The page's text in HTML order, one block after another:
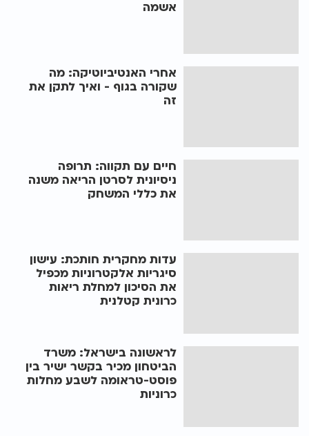
אשמה
אחרי האנטיביוטיקה: מה
שקורה בגוף - ואיך לתקן את
זה
חיים עם תקווה: תרופה
ניסיונית לסרטן הריאה משנה
את כללי המשחק
עדות מחקרית חותכת: עישון
סיגריות אלקטרוניות מכפיל
את הסיכון למחלת ריאות
כרונית קטלנית
לראשונה בישראל: משרד
הביטחון מכיר בקשר ישיר בין
פוסט-טראומה לשבע מחלות
כרוניות